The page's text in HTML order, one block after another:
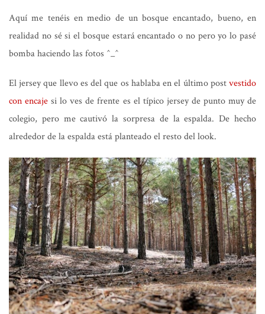
Aquí me tenéis en medio de un bosque encantado, bueno, en
realidad no sé si el bosque estará encantado o no pero yo lo pasé
bomba haciendo las fotos ^_^
El jersey que llevo es del que os hablaba en el último postvestido
con encaje si lo ves de frente es el típico jersey de punto muy de
colegio, pero me cautivó la sorpresa de la espalda. De hecho
alrededor de la espalda está planteado el resto del look.